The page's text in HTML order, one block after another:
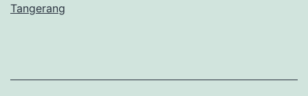
Tangerang